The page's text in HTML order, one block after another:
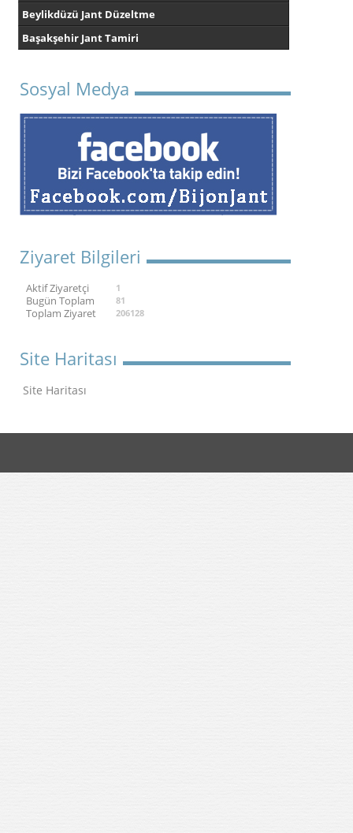
Beylikdüzü Jant Düzeltme
Başakşehir Jant Tamiri
Sosyal Medya
Ziyaret Bilgileri
Aktif Ziyaretçi 1
Bugün Toplam 81
Toplam Ziyaret 206128
Site Haritası
Site Haritası